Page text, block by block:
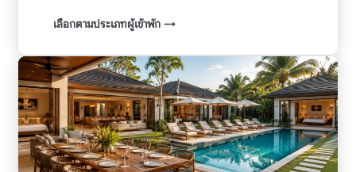
เลือกตามประเภทผู้เข้าพัก →